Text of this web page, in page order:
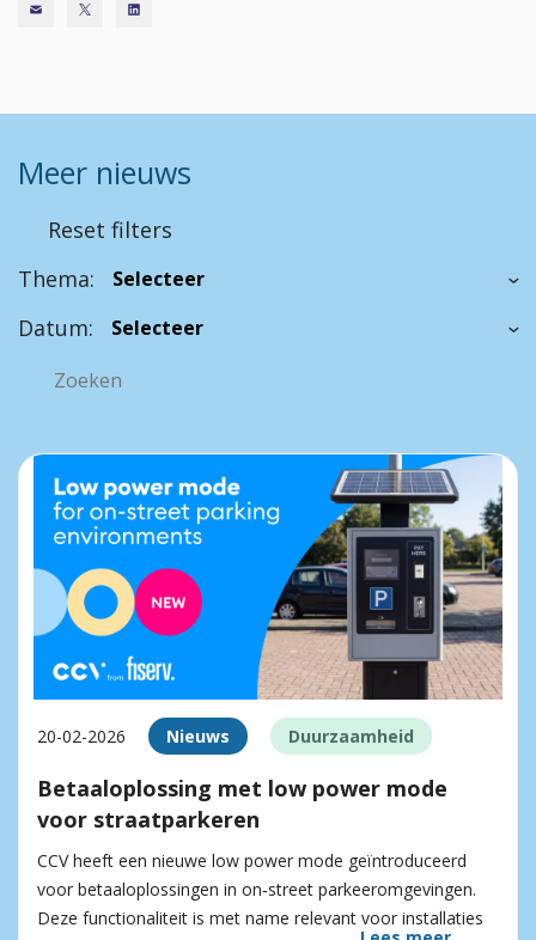
Meer nieuws
Reset filters
Thema:
Datum:
20-02-2026 Nieuws Duurzaamheid
Betaaloplossing met low power mode
voor straatparkeren
CCV heeft een nieuwe low power mode geïntroduceerd
voor betaaloplossingen in on‑street parkeeromgevingen.
Deze functionaliteit is met name relevant voor installaties